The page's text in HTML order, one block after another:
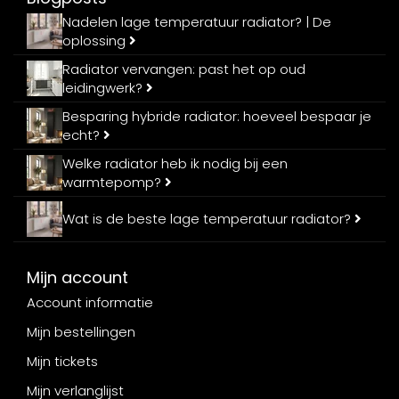
Nadelen lage temperatuur radiator? | De
oplossing
Radiator vervangen: past het op oud
leidingwerk?
Besparing hybride radiator: hoeveel bespaar je
echt?
Welke radiator heb ik nodig bij een
warmtepomp?
Wat is de beste lage temperatuur radiator?
Mijn account
Account informatie
Mijn bestellingen
Mijn tickets
Mijn verlanglijst